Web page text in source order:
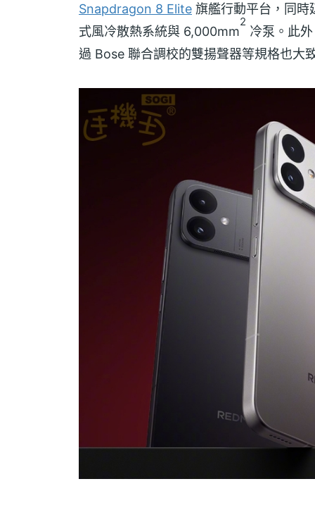
Snapdragon 8 Elite 旗艦行動平台，同
式風冷散熱系統與 6,000mm
2
冷泵。此
過 Bose 聯合調校的雙揚聲器等規格也大